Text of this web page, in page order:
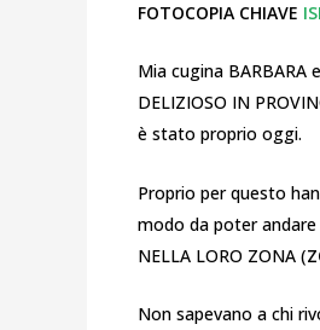
FOTOCOPIA CHIAVE
Mia cugina BARBARA
DELIZIOSO IN
è stato proprio oggi.
Proprio per questo
modo da poter andare
NELLA LORO ZONA (
Non sapevano a chi